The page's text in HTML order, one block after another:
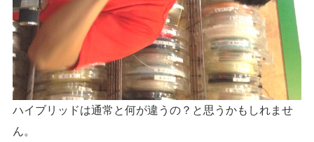
ハイブリッドは通常と何が違うの？と思うかもしれませ
ん。